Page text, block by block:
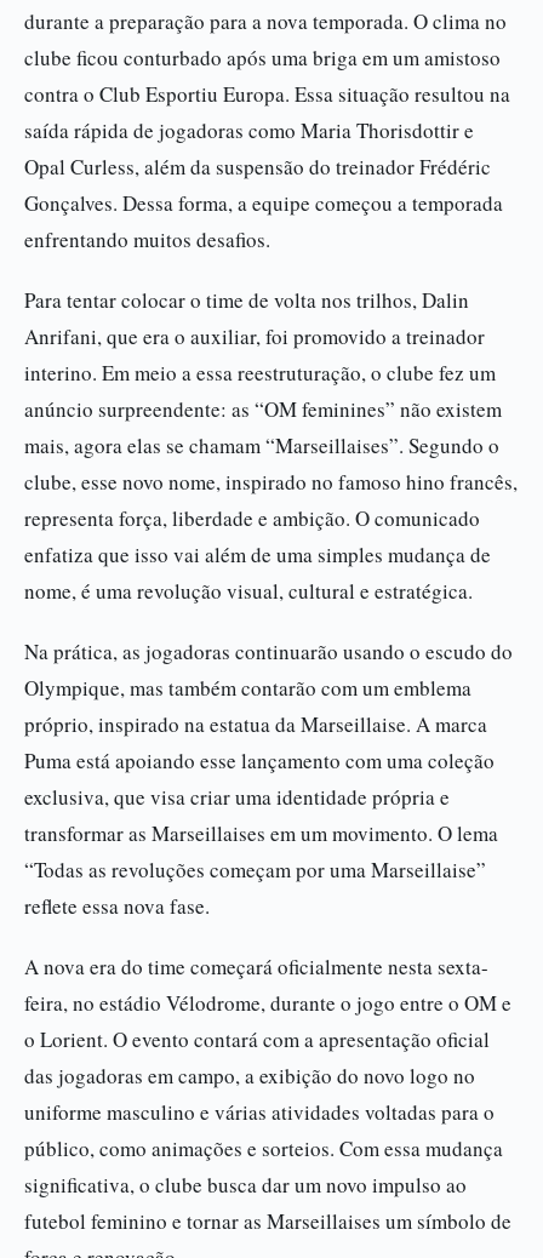
durante a preparação para a nova temporada. O clima no
clube ficou conturbado após uma briga em um amistoso
contra o Club Esportiu Europa. Essa situação resultou na
saída rápida de jogadoras como Maria Thorisdottir e
Opal Curless, além da suspensão do treinador Frédéric
Gonçalves. Dessa forma, a equipe começou a temporada
enfrentando muitos desafios.
Para tentar colocar o time de volta nos trilhos, Dalin
Anrifani, que era o auxiliar, foi promovido a treinador
interino. Em meio a essa reestruturação, o clube fez um
anúncio surpreendente: as “OM feminines” não existem
mais, agora elas se chamam “Marseillaises”. Segundo o
clube, esse novo nome, inspirado no famoso hino francês,
representa força, liberdade e ambição. O comunicado
enfatiza que isso vai além de uma simples mudança de
nome, é uma revolução visual, cultural e estratégica.
Na prática, as jogadoras continuarão usando o escudo do
Olympique, mas também contarão com um emblema
próprio, inspirado na estatua da Marseillaise. A marca
Puma está apoiando esse lançamento com uma coleção
exclusiva, que visa criar uma identidade própria e
transformar as Marseillaises em um movimento. O lema
“Todas as revoluções começam por uma Marseillaise”
reflete essa nova fase.
A nova era do time começará oficialmente nesta sexta-
feira, no estádio Vélodrome, durante o jogo entre o OM e
o Lorient. O evento contará com a apresentação oficial
das jogadoras em campo, a exibição do novo logo no
uniforme masculino e várias atividades voltadas para o
público, como animações e sorteios. Com essa mudança
significativa, o clube busca dar um novo impulso ao
futebol feminino e tornar as Marseillaises um símbolo de